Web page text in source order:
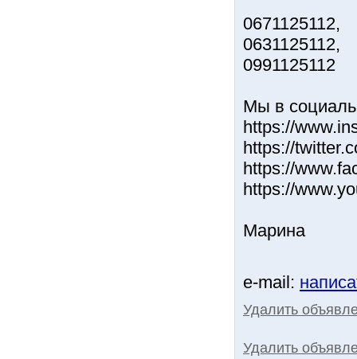
0671125112,
0631125112,
0991125112
Мы в
https://
https://
https://
https://
Марина
e-mail:
Удалить
Удалить